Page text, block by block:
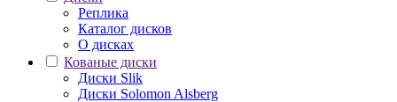
Реплика
Каталог дисков
О дисках
Кованые диски
Диски Slik
Диски Solomon Alsberg